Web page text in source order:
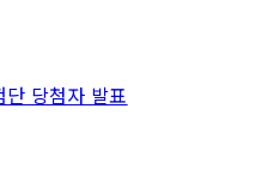
당첨자 발표